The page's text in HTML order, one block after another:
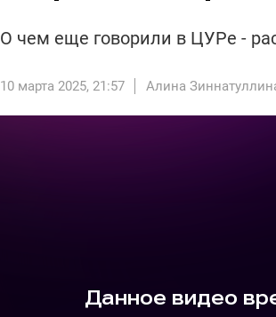
О чем еще говорили в ЦУРе -
10 марта 2025, 21:57 Алина